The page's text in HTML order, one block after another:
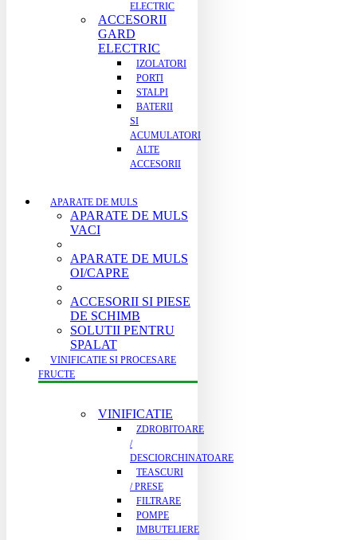
ELECTRIC
ACCESORII
GARD
ELECTRIC
IZOLATORI
PORTI
STALPI
BATERII
SI
ACUMULATORI
ALTE
ACCESORII
APARATE DE MULS
APARATE DE MULS
VACI
APARATE DE MULS
OI/CAPRE
ACCESORII SI PIESE
DE SCHIMB
SOLUTII PENTRU
SPALAT
VINIFICATIE SI PROCESARE
FRUCTE
VINIFICATIE
ZDROBITOARE
/
DESCIORCHINATOARE
TEASCURI
/ PRESE
FILTRARE
POMPE
IMBUTELIERE